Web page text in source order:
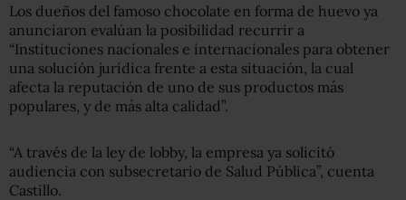
Los dueños del famoso chocolate en forma de huevo ya
anunciaron evalúan la posibilidad recurrir a
“Instituciones nacionales e internacionales para obtener
una solución jurídica frente a esta situación, la cual
afecta la reputación de uno de sus productos más
populares, y de más alta calidad”.
“A través de la ley de lobby, la empresa ya solicitó
audiencia con subsecretario de Salud Pública”, cuenta
Castillo.